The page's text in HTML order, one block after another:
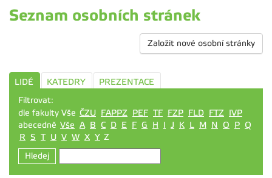
Seznam osobních stránek
Založit nové osobní stránky
LIDÉ KATEDRY
PREZENTACE
Filtrovat:
dle fakulty Vše ČZU FAPPZ PEF TF FZP FLD FTZ IVP
abecedně Vše A B C D E F G H I J K L M N O P Q
R S T U V W X Y Z
Hledej